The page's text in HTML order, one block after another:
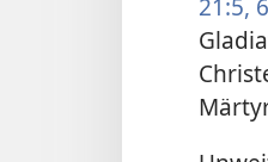
21:5, 6